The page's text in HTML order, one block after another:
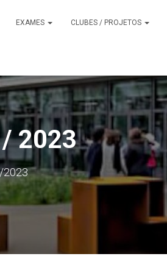
EXAMES CLUBES / PROJETOS
2023